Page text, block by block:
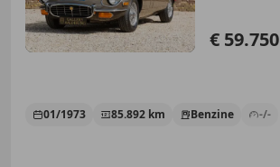
€ 59.750
01/1973 85.892 km Benzine -/-